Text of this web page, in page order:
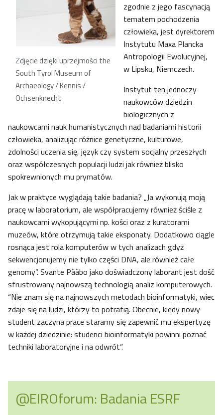
Zdjęcie dzięki uprzejmości the
South Tyrol Museum of
Archaeology / Kennis /
Ochsenknecht
zgodnie z jego fascynacją
tematem pochodzenia
człowieka, jest dyrektorem
Instytutu Maxa Plancka
Antropologii Ewolucyjnej,
w Lipsku, Niemczech.
Instytut ten jednoczy
naukowców dziedzin
biologicznych z
naukowcami nauk humanistycznych nad badaniami historii
człowieka, analizując różnice genetyczne, kulturowe,
zdolności uczenia się, język czy system socjalny przeszłych
oraz współczesnych populacji ludzi jak również blisko
spokrewnionych mu prymatów.
Jak w praktyce wyglądają takie badania? „Ja wykonują moją
pracę w laboratorium, ale współpracujemy również ściśle z
naukowcami wykopującymi np. kości oraz z kuratorami
muzeów, które otrzymują takie eksponaty. Dodatkowo ciągle
rosnąca jest rola komputerów w tych analizach gdyż
sekwencjonujemy nie tylko części DNA, ale również całe
genomy”. Svante Pääbo jako doświadczony laborant jest dość
sfrustrowany najnowszą technologią analiz komputerowych.
“Nie znam się na najnowszych metodach bioinformatyki, wiec
zdaje się na ludzi, którzy to potrafią. Obecnie, kiedy nowy
student zaczyna prace staramy się zapewnić mu ekspertyzę
w każdej dziedzinie: studenci bioinformatyki powinni poznać
techniki laboratoryjne i na odwrót”.
@EIROforum: Badania ESRF